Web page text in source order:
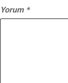
Yorum *